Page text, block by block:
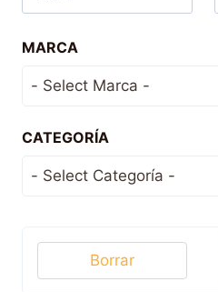
MARCA
CATEGORÍA
Borrar